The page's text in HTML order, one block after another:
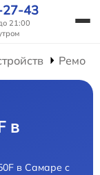
27-43
21:00
в
в Самаре с